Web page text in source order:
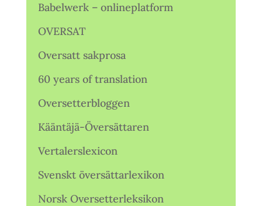
Babelwerk – onlineplatform
OVERSAT
Oversatt sakprosa
60 years of translation
Oversetterbloggen
Kääntäjä-Översättaren
Vertalerslexicon
Svenskt översättarlexikon
Norsk Oversetterleksikon